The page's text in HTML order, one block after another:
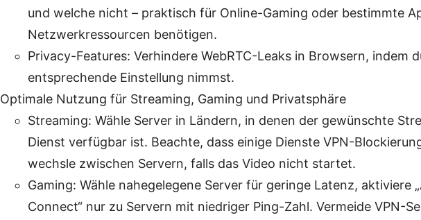
und welche nicht – praktisch für Online-Gaming oder bestimmte
Netzwerkressourcen benötigen.
Privacy-Features: Verhindere WebRTC-Leaks in Browsern, indem
entsprechende Einstellung nimmst.
Optimale Nutzung für Streaming, Gaming und Privatsphäre
Streaming: Wähle Server in Ländern, in denen der gewünschte
Dienst verfügbar ist. Beachte, dass einige Dienste VPN-
wechsle zwischen Servern, falls das Video nicht startet.
Gaming: Wähle nahegelegene Server für geringe Latenz, aktiviere
Connect“ nur zu Servern mit niedriger Ping-Zahl. Vermeide VPN-